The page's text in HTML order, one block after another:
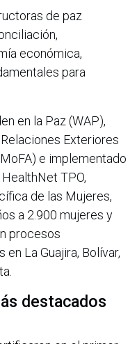
de paz
económica,
para
en la Paz (WAP),
Exteriores
e implementado
HealthNet TPO,
de las Mujeres,
a 2.900 mujeres y
procesos
La Guajira, Bolívar,
destacados